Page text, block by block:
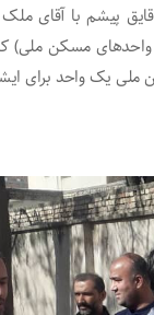
پیشم با آقای ملک
مسکن ملی)
مسکن ملی یک واحد برای